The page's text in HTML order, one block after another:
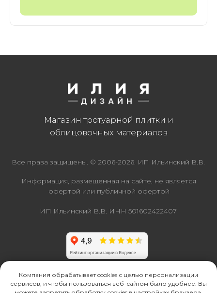
Компания обрабатывает cookies с целью персонализации
сервисов, и чтобы пользоваться веб-сайтом было удобнее. Вы